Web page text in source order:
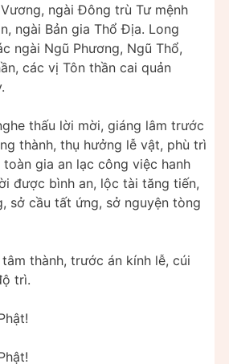
ngài Đông trù Tư mệnh
ngài Bản gia Thổ Địa. Long
ngài Ngũ Phương, Ngũ Thổ,
các vị Tôn thần cai quản
thấu lời mời, giáng lâm trước
thành, thụ hưởng lễ vật, phù trì
gia an lạc công việc hanh
được bình an, lộc tài tăng tiến,
sở cầu tất ứng, sở nguyện tòng
thành, trước án kính lễ, cúi
trì.